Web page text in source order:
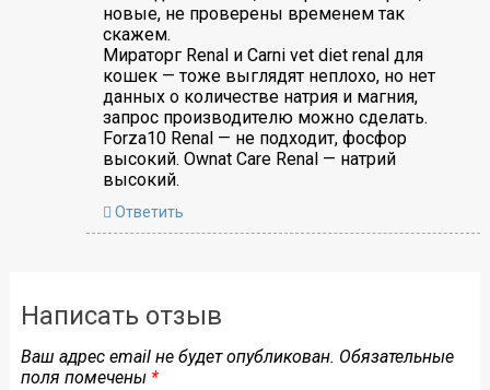
новые, не проверены временем так
скажем.
Мираторг Renal и Carni vet diet renal для
кошек — тоже выглядят неплохо, но нет
данных о количестве натрия и магния,
запрос производителю можно сделать.
Forza10 Renal — не подходит, фосфор
высокий. Ownat Care Renal — натрий
высокий.
Ответить
Написать отзыв
Ваш адрес email не будет опубликован. Обязательные
поля помечены *